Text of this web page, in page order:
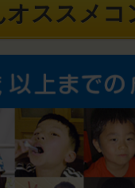
ススメコ